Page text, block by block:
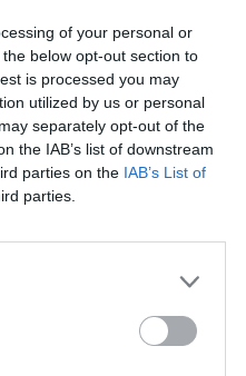
of your personal or
below opt-out section to
is processed you may
utilized by us or personal
separately opt-out of the
the IAB’s list of downstream
parties on the IAB’s List of
parties.